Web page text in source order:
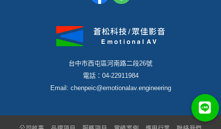
台中市西屯區河南路二段26號
電話：04-22911984
Email: chenpeic@emotionalav.engineering